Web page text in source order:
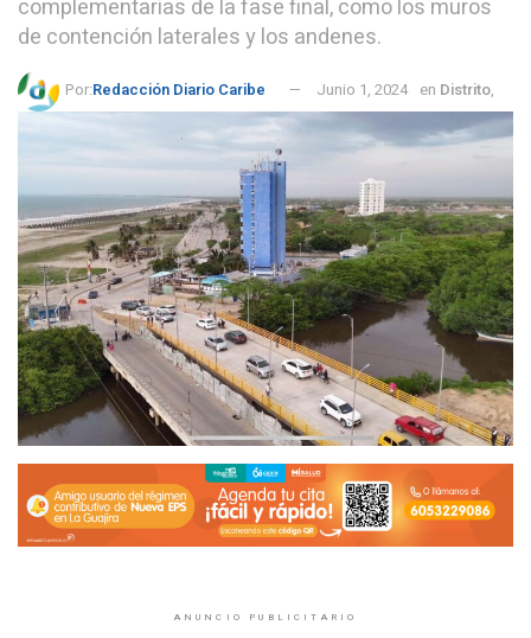
complementarias de la fase final, como los muros
de contención laterales y los andenes.
Por:Redacción Diario Caribe Junio 1, 2024 en Distrito,
ANUNCIO PUBLICITARIO